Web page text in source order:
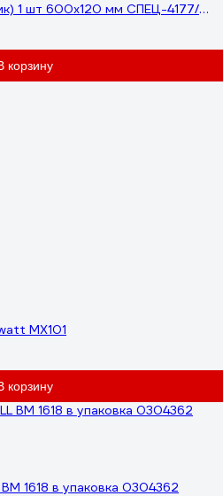
1 шт 600x120 мм СПЕЦ-4177/
корзину
MX101
корзину
1618 в упаковка 0304362